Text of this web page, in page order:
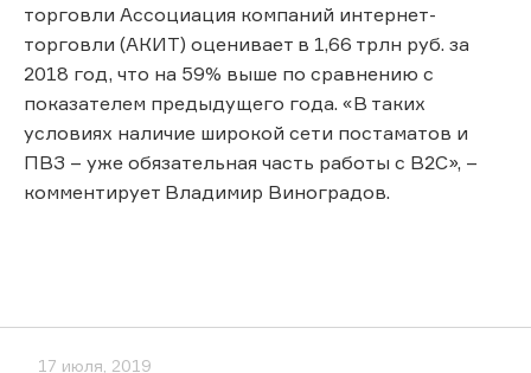
торговли Ассоциация компаний интернет-
торговли (АКИТ) оценивает в 1,66 трлн руб. за
2018 год, что на 59% выше по сравнению с
показателем предыдущего года. «В таких
условиях наличие широкой сети постаматов и
ПВЗ – уже обязательная часть работы с В2С», –
комментирует Владимир Виноградов.
17 июля, 2019